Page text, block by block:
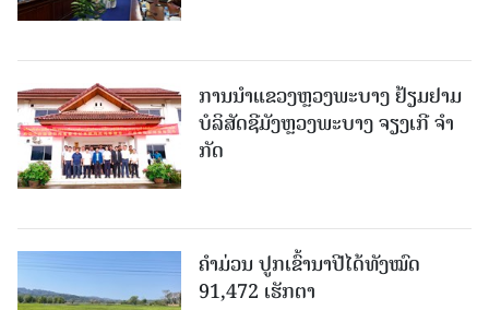
ການນຳແຂວງຫຼວງພະບາງ ຢ້ຽມ​ຢາມ
ບໍ​ລິ​ສັດຊີມັງຫຼວງພະບາງ ຈຽງເກີ ຈໍາ
ກັດ
ຄໍາມ່ວນ ປູກເຂົ້ານາປີໄດ້ທັງໝົດ
91,472 ເຮັກຕາ